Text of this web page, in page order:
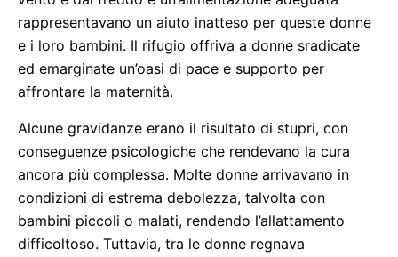
rappresentavano un aiuto inatteso per queste donne
e i loro bambini. Il rifugio offriva a donne sradicate
ed emarginate un’oasi di pace e supporto per
affrontare la maternità.
Alcune gravidanze erano il risultato di stupri, con
conseguenze psicologiche che rendevano la cura
ancora più complessa. Molte donne arrivavano in
condizioni di estrema debolezza, talvolta con
bambini piccoli o malati, rendendo l’allattamento
difficoltoso. Tuttavia, tra le donne regnava